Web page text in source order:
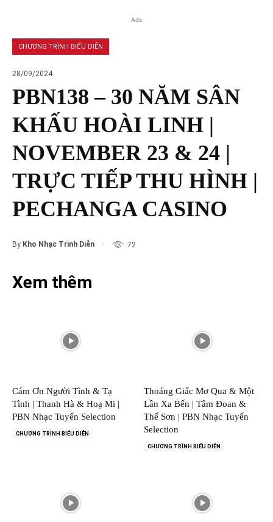
Ads
CHƯƠNG TRÌNH BIỂU DIỄN
28/09/2024
PBN138 – 30 NĂM SÂN
KHẤU HOÀI LINH |
NOVEMBER 23 & 24 |
TRỰC TIẾP THU HÌNH |
PECHANGA CASINO
By Kho Nhạc Trình Diễn 72
Xem thêm
Cám Ơn Người Tình & Tạ
Tình | Thanh Hà & Hoạ Mi |
PBN Nhạc Tuyển Selection
CHƯƠNG TRÌNH BIỂU DIỄN
Thoáng Giấc Mơ Qua & Một
Lần Xa Bến | Tâm Đoan &
Thế Sơn | PBN Nhạc Tuyển
Selection
CHƯƠNG TRÌNH BIỂU DIỄN